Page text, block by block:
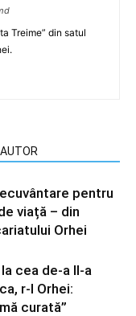
Treime” din satul
pentru
viață – din
Orhei
cea de-a II-a
r-l Orhei:
curată”